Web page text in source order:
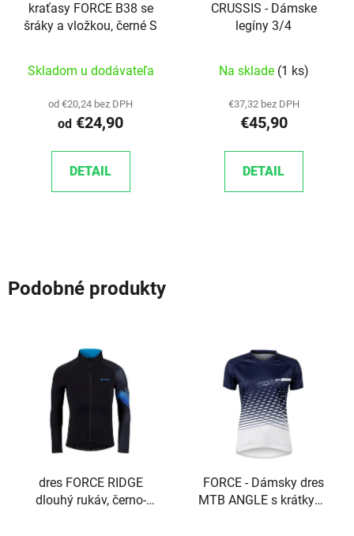
kraťasy FORCE B38 se
šráky a vložkou, černé S
Skladom u dodávateľa
od €20,24 bez DPH
od €24,90
DETAIL
CRUSSIS - Dámske
legíny 3/4
Na sklade (1 ks)
€37,32 bez DPH
€45,90
DETAIL
Podobné produkty
dres FORCE RIDGE
dlouhý rukáv, černo-
FORCE - Dámsky dres
MTB ANGLE s krátkymi